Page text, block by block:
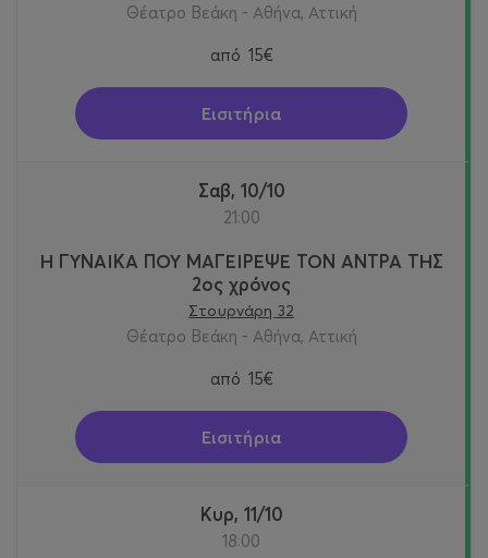
Θέατρο Βεάκη - Αθήνα, Αττική
από 15€
Εισιτήρια
Σαβ, 10/10
21:00
Η ΓΥΝΑΙΚΑ ΠΟΥ ΜΑΓΕΙΡΕΨΕ ΤΟΝ ΑΝΤΡΑ ΤΗΣ
2ος χρόνος
Στουρνάρη 32
Θέατρο Βεάκη - Αθήνα, Αττική
από 15€
Εισιτήρια
Κυρ, 11/10
18:00